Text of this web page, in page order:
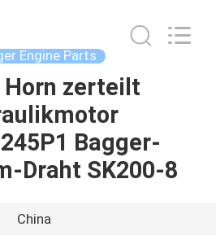
Engine Parts
Horn zerteilt
Bagger-
Draht SK200-8
China